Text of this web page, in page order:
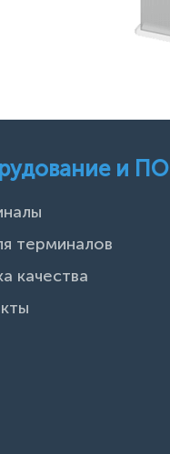
и ПО
терминалов
качества